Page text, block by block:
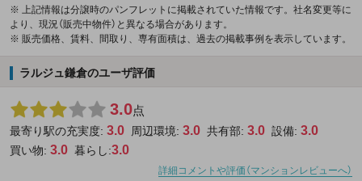
※ 上記情報は分譲時のパンフレットに掲載されていた情報です。社名変更等に
より、現況（販売中物件）と異なる場合があります。
※ 販売価格、賃料、間取り、専有面積は、過去の掲載事例を表示しています。
ラルジュ鎌倉のユーザ評価
3.0点
最寄り駅の充実度: 3.0 周辺環境: 3.0 共有部: 3.0 設備: 3.0
買い物: 3.0 暮らし:3.0
詳細コメントや評価（マンションレビューへ）